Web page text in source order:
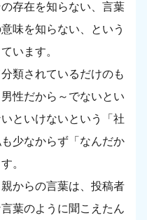
存在を知らない、言葉
味を知らない、という
います。
類されているだけのも
性だから～でないとい
といけないという「社
少なからず「なんだか
。
からの言葉は、投稿者
葉のように聞こえたん